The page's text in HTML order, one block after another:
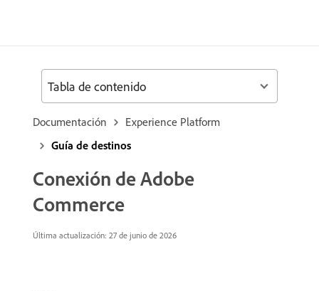
Documentación
Experience Platform
Guía de destinos
Conexión de Adobe
Commerce
Última actualización: 27 de junio de 2026
Tabla de contenido